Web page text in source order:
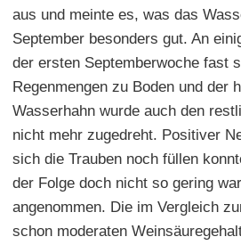
aus und meinte es, was das
September besonders gut. An
der ersten Septemberwoche fast
Regenmengen zu Boden und der
Wasserhahn wurde auch den
nicht mehr zugedreht. Positiver
sich die Trauben noch füllen
der Folge doch nicht so gering
angenommen. Die im Vergleich
schon moderaten